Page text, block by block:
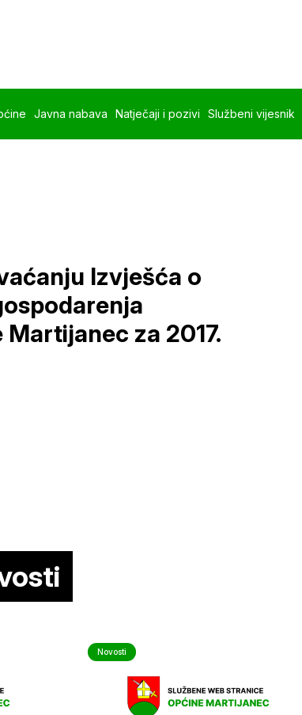
Javna nabava Natječaji i pozivi Službeni vijesnik
Izvješća o
za 2017.
Novosti